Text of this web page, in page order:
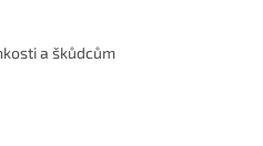
a škůdcům